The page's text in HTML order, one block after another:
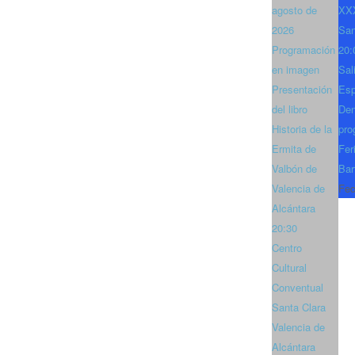
agosto de
2026
Programación
en imagen
Presentación
del libro
Historia de la
Ermita de
Valbón de
Valencia de
Alcántara
20:30
Centro
Cultural
Conventual
Santa Clara
Valencia de
Alcántara